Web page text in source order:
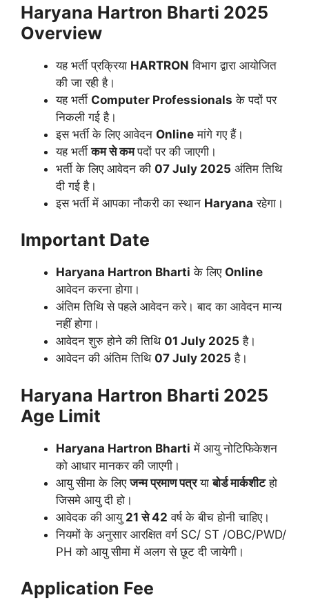
Haryana Hartron Bharti 2025
Overview
यह भर्ती प्रक्रिया HARTRON विभाग द्वारा आयोजित
की जा रही है।
यह भर्ती Computer Professionals के पदों पर
निकली गई है।
इस भर्ती के लिए आवेदन Online मांगे गए हैं।
यह भर्तीकम से कमपदों पर की जाएगी।
भर्ती के लिए आवेदन की 07 July 2025 अंतिम तिथि
दी गई है।
इस भर्ती में आपका नौकरी का स्थान Haryana रहेगा।
Important Date
Haryana Hartron Bharti के लिए Online
आवेदन करना होगा।
अंतिम तिथि से पहले आवेदन करे। बाद का आवेदन मान्य
नहीं होगा।
आवेदन शुरु होने की तिथि 01 July 2025 है।
आवेदन की अंतिम तिथि 07 July 2025 है।
Haryana Hartron Bharti 2025
Age Limit
Haryana Hartron Bharti में आयु नोटिफिकेशन
को आधार मानकर की जाएगी।
आयु सीमा के लिएजन्म प्रमाण पत्रयाबोर्ड मार्कशीटहो
जिसमे आयु दी हो।
आवेदक की आयु 21 से 42 वर्ष के बीच होनी चाहिए।
नियमों के अनुसार आरक्षित वर्ग SC/ ST /OBC/PWD/
PH को आयु सीमा में अलग से छूट दी जायेगी।
Application Fee